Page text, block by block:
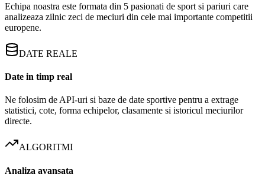
Echipa noastra este formata din 5 pasionati de sport si pariuri care
analizeaza zilnic zeci de meciuri din cele mai importante competitii
europene.
DATE REALE
Date in timp real
Ne folosim de API-uri si baze de date sportive pentru a extrage
statistici, cote, forma echipelor, clasamente si istoricul meciurilor
directe.
ALGORITMI
Analiza avansata